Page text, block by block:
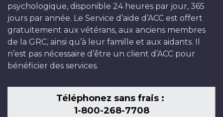
psychologique, disponible 24 heures par jour, 365
jours par année. Le Service d’aide d’ACC est offert
gratuitement aux vétérans, aux anciens membres
de la GRC, ainsi qu’à leur famille et aux aidants. Il
n’est pas nécessaire d’être un client d’ACC pour
bénéficier des services.
Téléphonez sans frais :
1-800-268-7708